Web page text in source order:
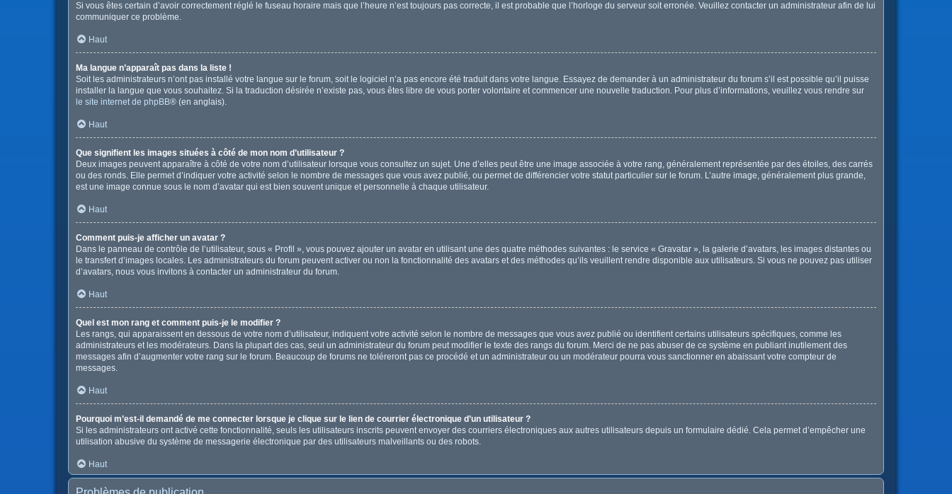
Si vous êtes certain d’avoir correctement réglé le fuseau horaire mais que l’heure n’est toujours pas correcte, il est probable que l’horloge du serveur soit erronée. Veuillez contacter un administrateur afin de lui
communiquer ce problème.
Haut
Ma langue n’apparaît pas dans la liste !
Soit les administrateurs n’ont pas installé votre langue sur le forum, soit le logiciel n’a pas encore été traduit dans votre langue. Essayez de demander à un administrateur du forum s’il est possible qu’il puisse
installer la langue que vous souhaitez. Si la traduction désirée n’existe pas, vous êtes libre de vous porter volontaire et commencer une nouvelle traduction. Pour plus d’informations, veuillez vous rendre sur
le site internet de phpBB® (en anglais).
Haut
Que signifient les images situées à côté de mon nom d’utilisateur ?
Deux images peuvent apparaître à côté de votre nom d’utilisateur lorsque vous consultez un sujet. Une d’elles peut être une image associée à votre rang, généralement représentée par des étoiles, des carrés
ou des ronds. Elle permet d’indiquer votre activité selon le nombre de messages que vous avez publié, ou permet de différencier votre statut particulier sur le forum. L’autre image, généralement plus grande,
est une image connue sous le nom d’avatar qui est bien souvent unique et personnelle à chaque utilisateur.
Haut
Comment puis-je afficher un avatar ?
Dans le panneau de contrôle de l’utilisateur, sous « Profil », vous pouvez ajouter un avatar en utilisant une des quatre méthodes suivantes : le service « Gravatar », la galerie d’avatars, les images distantes ou
le transfert d’images locales. Les administrateurs du forum peuvent activer ou non la fonctionnalité des avatars et des méthodes qu’ils veuillent rendre disponible aux utilisateurs. Si vous ne pouvez pas utiliser
d’avatars, nous vous invitons à contacter un administrateur du forum.
Haut
Quel est mon rang et comment puis-je le modifier ?
Les rangs, qui apparaissent en dessous de votre nom d’utilisateur, indiquent votre activité selon le nombre de messages que vous avez publié ou identifient certains utilisateurs spécifiques, comme les
administrateurs et les modérateurs. Dans la plupart des cas, seul un administrateur du forum peut modifier le texte des rangs du forum. Merci de ne pas abuser de ce système en publiant inutilement des
messages afin d’augmenter votre rang sur le forum. Beaucoup de forums ne toléreront pas ce procédé et un administrateur ou un modérateur pourra vous sanctionner en abaissant votre compteur de
messages.
Haut
Pourquoi m’est-il demandé de me connecter lorsque je clique sur le lien de courrier électronique d’un utilisateur ?
Si les administrateurs ont activé cette fonctionnalité, seuls les utilisateurs inscrits peuvent envoyer des courriers électroniques aux autres utilisateurs depuis un formulaire dédié. Cela permet d’empêcher une
utilisation abusive du système de messagerie électronique par des utilisateurs malveillants ou des robots.
Haut